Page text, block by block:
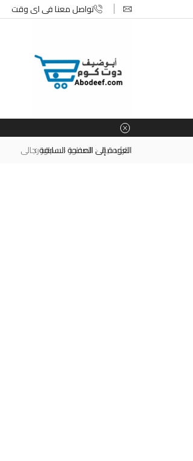
تواصل معنا في اي وقت
الرئيسية
العطور عطور رجالى
العودة إلى الصفحة السابقة